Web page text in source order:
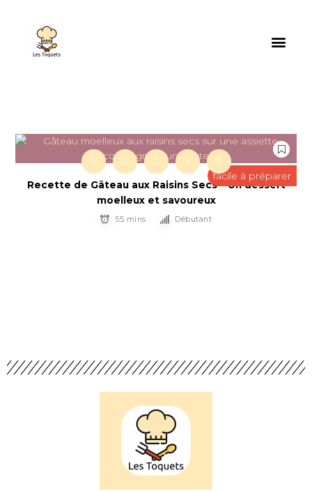
facile à préparer
D G G R S
Recette de Gâteau aux Raisins Secs – Un dessert
moelleux et savoureux
55 mins Débutant